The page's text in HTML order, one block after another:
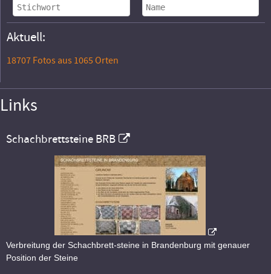
Aktuell:
18707 Fotos aus 1065 Orten
Links
Schachbrettsteine BRB
Verbreitung der Schachbrett-steine in Brandenburg mit genauer
Position der Steine